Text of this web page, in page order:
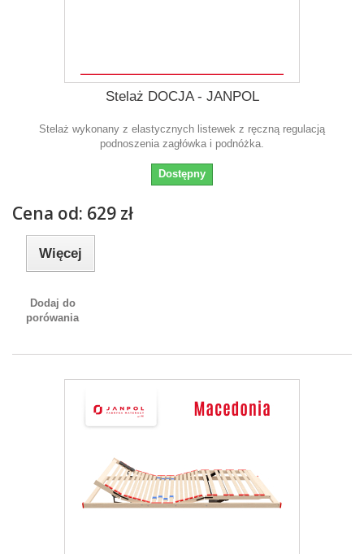
Stelaż DOCJA - JANPOL
Stelaż wykonany z elastycznych listewek z ręczną regulacją
podnoszenia zagłówka i podnóżka.
Dostępny
Cena od: 629 zł
Więcej
Dodaj do
porówania